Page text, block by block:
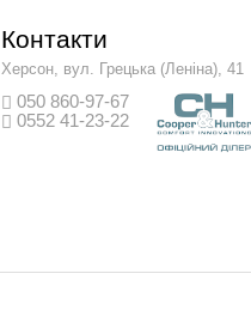
Контакти
Херсон, вул. Грецька (Леніна), 41
050 860-97-67
0552 41-23-22